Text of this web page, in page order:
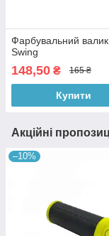
Фарбувальний валик
Swing
148,50 ₴ 165 ₴
Купити
Акційні
–10%